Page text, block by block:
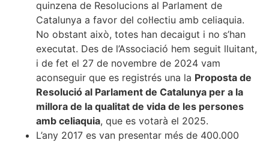
quinzena de Resolucions al Parlament de
Catalunya a favor del col·lectiu amb celiaquia.
No obstant això, totes han decaigut i no s’han
executat. Des de l’Associació hem seguit lluitant,
i de fet el 27 de novembre de 2024 vam
aconseguir que es registrés una la Proposta de
Resolució al Parlament de Catalunya per a la
millora de la qualitat de vida de les persones
amb celiaquia, que es votarà el 2025.
L’any 2017 es van presentar més de 400.000